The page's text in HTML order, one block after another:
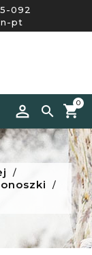
092
pt

0